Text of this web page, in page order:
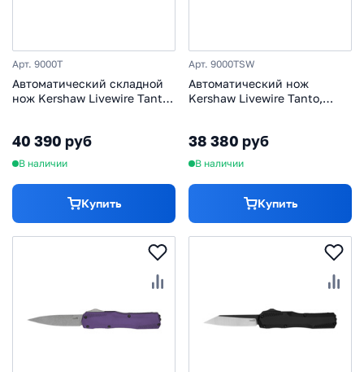
Арт. 9000T
Автоматический складной
нож Kershaw Livewire Tanto,
40 390 руб
В наличии
Купить
Арт. 9000TSW
Автоматический нож
Kershaw Livewire Tanto,
38 380 руб
В наличии
Купить